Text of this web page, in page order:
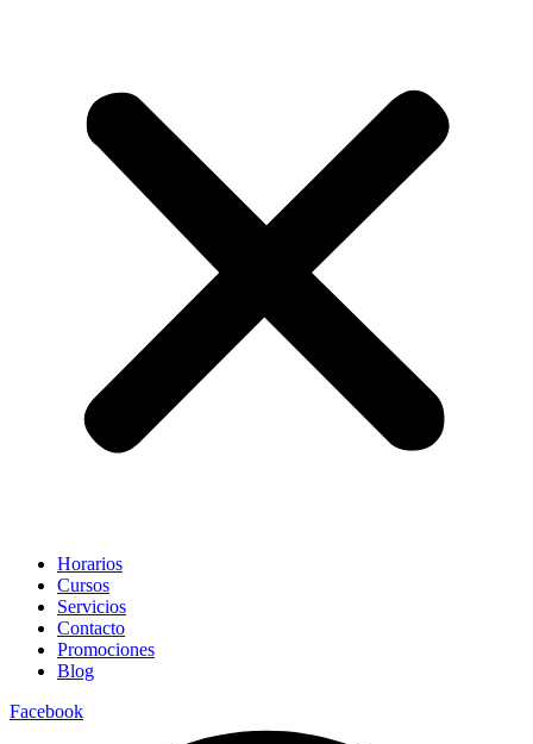
Horarios
Cursos
Servicios
Contacto
Promociones
Blog
Facebook